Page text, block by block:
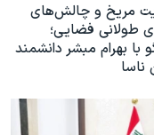
مریخ و چالش‌های
طولانی فضایی؛
با بهرام مبشر دانشمند
ناسا